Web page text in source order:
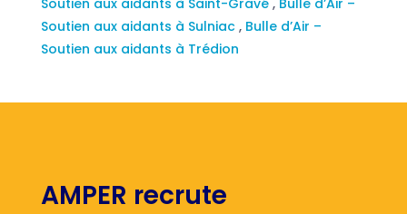
Soutien aux aidants à Sulniac , Bulle d’Air –
Soutien aux aidants à Trédion
AMPER recrute